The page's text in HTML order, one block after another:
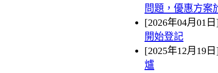
問題，優惠方案
[2026年04月01
開始登記
[2025年12月19
爐